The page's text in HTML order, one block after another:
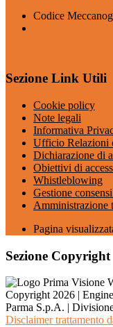
Codice
Sezione Link Utili
Cookie policy
Note legali
Informativa
Ufficio Relazioni
Dichiarazione di
Obiettivi di
Whistleblowing
Gestione
Amministrazione
Pagina
Sezione Copyright
Copyright 2026 |
Parma S.p.A. |
Disclaimer trattamento